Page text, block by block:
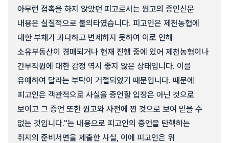
아무런 접촉을 하지 않았던 피고로서는 원고의 증인신문
내용은 실질적으로 불의타였습니다. 피고인은 제천농협에
대한 부채가 과다하고 변제하지 못하여 이로 인해
소유부동산이 경매되거나 현재 진행 중에 있어 제천농협이나
간부직원에 대한 감정 역시 좋지 않은 상태입니다. 이를
유예하여 달라는 부탁이 거절되었기 때문입니다. 때문에
피고인은 객관적으로 사실을 증언할 입장은 아닌 것으로
보이고 그 증언 또한 원고와 사전에 짠 것으로 보여 믿을 수
없는 것입니다."는 내용으로 피고인의 증언을 탄핵하는
취지의 준비서면을 제출한 사실, 이에 피고인은 위